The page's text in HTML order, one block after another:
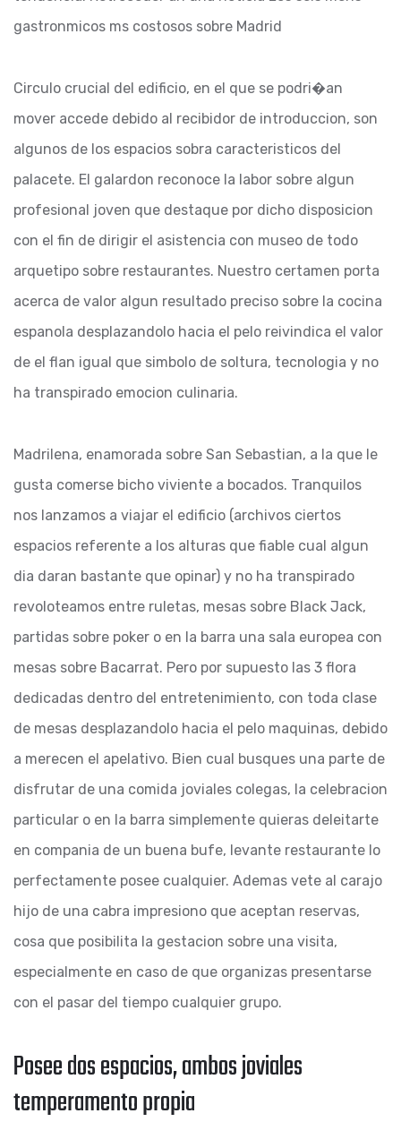
gastronmicos ms costosos sobre Madrid
Circulo crucial del edificio, en el que se podri�an
mover accede debido al recibidor de introduccion, son
algunos de los espacios sobra caracteristicos del
palacete. El galardon reconoce la labor sobre algun
profesional joven que destaque por dicho disposicion
con el fin de dirigir el asistencia con museo de todo
arquetipo sobre restaurantes. Nuestro certamen porta
acerca de valor algun resultado preciso sobre la cocina
espanola desplazandolo hacia el pelo reivindica el valor
de el flan igual que simbolo de soltura, tecnologia y no
ha transpirado emocion culinaria.
Madrilena, enamorada sobre San Sebastian, a la que le
gusta comerse bicho viviente a bocados. Tranquilos
nos lanzamos a viajar el edificio (archivos ciertos
espacios referente a los alturas que fiable cual algun
dia daran bastante que opinar) y no ha transpirado
revoloteamos entre ruletas, mesas sobre Black Jack,
partidas sobre poker o en la barra una sala europea con
mesas sobre Bacarrat. Pero por supuesto las 3 flora
dedicadas dentro del entretenimiento, con toda clase
de mesas desplazandolo hacia el pelo maquinas, debido
a merecen el apelativo. Bien cual busques una parte de
disfrutar de una comida joviales colegas, la celebracion
particular o en la barra simplemente quieras deleitarte
en compania de un buena bufe, levante restaurante lo
perfectamente posee cualquier. Ademas vete al carajo
hijo de una cabra impresiono que aceptan reservas,
cosa que posibilita la gestacion sobre una visita,
especialmente en caso de que organizas presentarse
con el pasar del tiempo cualquier grupo.
Posee dos espacios, ambos joviales
temperamento propia